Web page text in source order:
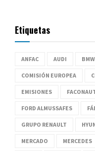
Etiquetas
ANFAC AUDI BMW
COMISIÓN EUROPEA
EMISIONES
FORD ALMUSSAFES
GRUPO RENAULT
MERCADO MERCEDES